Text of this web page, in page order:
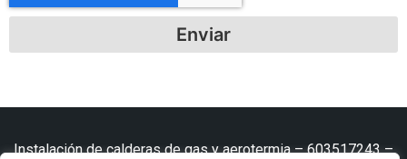
Enviar
Instalación de calderas de gas y aerotermia –603517243–